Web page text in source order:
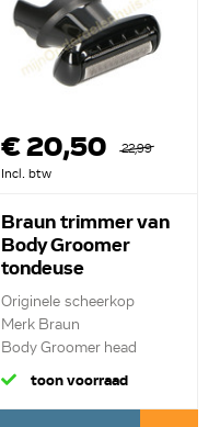
€ 20,50
22,99
Incl. btw
Braun trimmer van
Body Groomer
tondeuse
81634460
Originele scheerkop
Merk Braun
Body Groomer head
toon voorraad